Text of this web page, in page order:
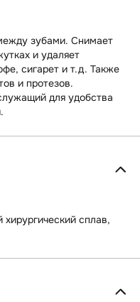
зубами. Снимает
и удаляет
сигарет и т.д. Также
и протезов.
для удобства
сплав,